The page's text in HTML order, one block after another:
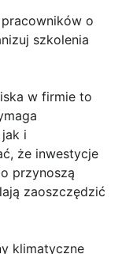
o
szkolenia
w firmie to
i
że inwestycje
przynoszą
zaoszczędzić
klimatyczne